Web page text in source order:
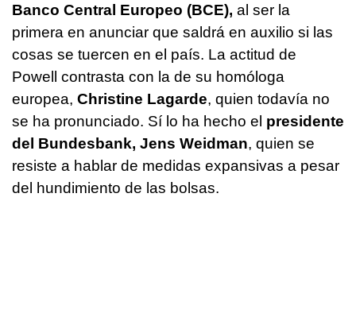
Banco Central Europeo (BCE), al ser la
primera en anunciar que saldrá en auxilio si las
cosas se tuercen en el país. La actitud de
Powell contrasta con la de su homóloga
europea, Christine Lagarde, quien todavía no
se ha pronunciado. Sí lo ha hecho el presidente
del Bundesbank, Jens Weidman, quien se
resiste a hablar de medidas expansivas a pesar
del hundimiento de las bolsas.